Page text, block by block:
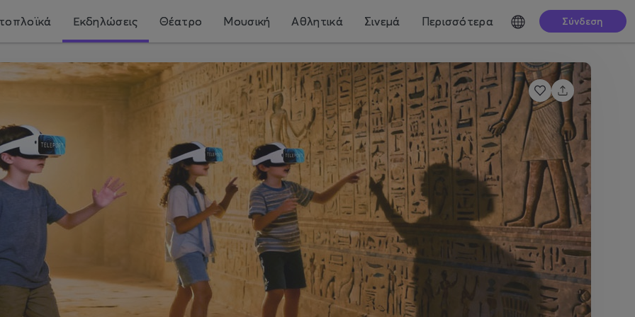
Εκδηλώσεις Θέατρο Μουσική Αθλητικά Σινεμά Περισσότερα Σύνδεση